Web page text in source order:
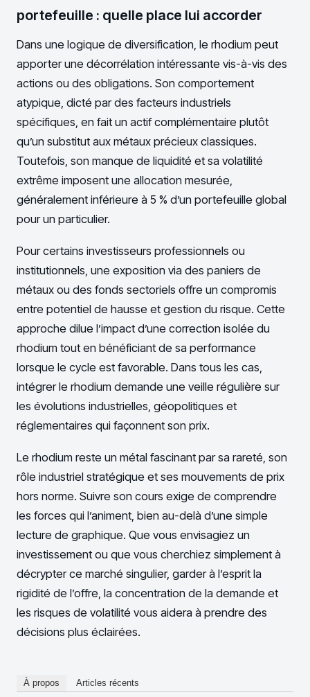
portefeuille : quelle place lui accorder
Dans une logique de diversification, le rhodium peut
apporter une décorrélation intéressante vis-à-vis des
actions ou des obligations. Son comportement
atypique, dicté par des facteurs industriels
spécifiques, en fait un actif complémentaire plutôt
qu’un substitut aux métaux précieux classiques.
Toutefois, son manque de liquidité et sa volatilité
extrême imposent une allocation mesurée,
généralement inférieure à 5 % d’un portefeuille global
pour un particulier.
Pour certains investisseurs professionnels ou
institutionnels, une exposition via des paniers de
métaux ou des fonds sectoriels offre un compromis
entre potentiel de hausse et gestion du risque. Cette
approche dilue l’impact d’une correction isolée du
rhodium tout en bénéficiant de sa performance
lorsque le cycle est favorable. Dans tous les cas,
intégrer le rhodium demande une veille régulière sur
les évolutions industrielles, géopolitiques et
réglementaires qui façonnent son prix.
Le rhodium reste un métal fascinant par sa rareté, son
rôle industriel stratégique et ses mouvements de prix
hors norme. Suivre son cours exige de comprendre
les forces qui l’animent, bien au-delà d’une simple
lecture de graphique. Que vous envisagiez un
investissement ou que vous cherchiez simplement à
décrypter ce marché singulier, garder à l’esprit la
rigidité de l’offre, la concentration de la demande et
les risques de volatilité vous aidera à prendre des
décisions plus éclairées.
À propos Articles récents